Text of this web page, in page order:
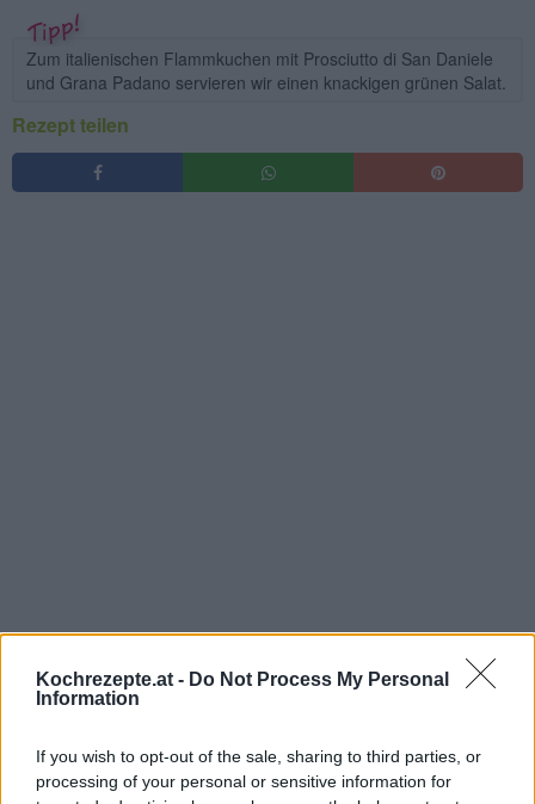
Kochrezepte.at - Do Not Process My Personal
Information
If you wish to opt-out of the sale, sharing to third parties, or
processing of your personal or sensitive information for
Zum italienischen Flammkuchen mit Prosciutto di San Daniele
und Grana Padano servieren wir einen knackigen grünen Salat.
Rezept teilen